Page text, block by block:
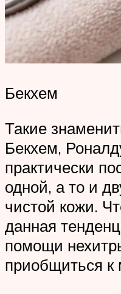
Бекхем
Такие
Бекхем,
практически
одной, а то и
чистой кожи.
данная
помощи
приобщиться к